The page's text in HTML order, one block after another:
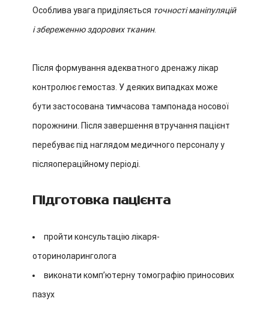
Особлива увага приділяється точності маніпуляцій
і збереженню здорових тканин.
Після формування адекватного дренажу лікар
контролює гемостаз. У деяких випадках може
бути застосована тимчасова тампонада носової
порожнини. Після завершення втручання пацієнт
перебуває під наглядом медичного персоналу у
післяопераційному періоді.
Підготовка пацієнта
пройти консультацію лікаря-
оториноларинголога
виконати комп’ютерну томографію приносових
пазух